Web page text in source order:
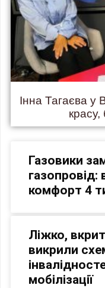
Інна Тагаєва у
красу,
Газовики
газопровід:
комфорт 4
Ліжко,
викрили
мобілізації